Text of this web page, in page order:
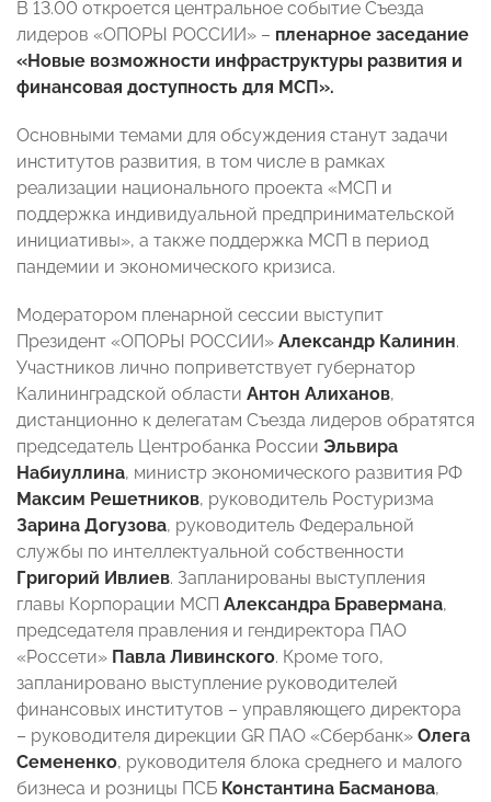
В 13.00 откроется центральное событие Съезда
лидеров «ОПОРЫ РОССИИ» – пленарное заседание
«Новые возможности инфраструктуры развития и
финансовая доступность для МСП».
Основными темами для обсуждения станут задачи
институтов развития, в том числе в рамках
реализации национального проекта «МСП и
поддержка индивидуальной предпринимательской
инициативы», а также поддержка МСП в период
пандемии и экономического кризиса.
Модератором пленарной сессии выступит
Президент «ОПОРЫ РОССИИ» Александр Калинин.
Участников лично поприветствует губернатор
Калининградской области Антон Алиханов,
дистанционно к делегатам Съезда лидеров обратятся
председатель Центробанка России Эльвира
Набиуллина, министр экономического развития РФ
Максим Решетников, руководитель Ростуризма
Зарина Догузова, руководитель Федеральной
службы по интеллектуальной собственности
Григорий Ивлиев. Запланированы выступления
главы Корпорации МСП Александра Бравермана,
председателя правления и гендиректора ПАО
«Россети» Павла Ливинского. Кроме того,
запланировано выступление руководителей
финансовых институтов – управляющего директора
– руководителя дирекции GR ПАО «Сбербанк» Олега
Семененко, руководителя блока среднего и малого
бизнеса и розницы ПСБ Константина Басманова,